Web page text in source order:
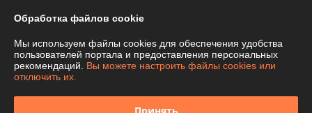
Сделка подтверждена через корзину
Обработка файлов cookie
Мы используем файлы cookies для обеспечения удобства
пользователей портала и предоставления персональных
рекомендаций. Вы можете настроить файлы cookies или
отключить их.
Принять